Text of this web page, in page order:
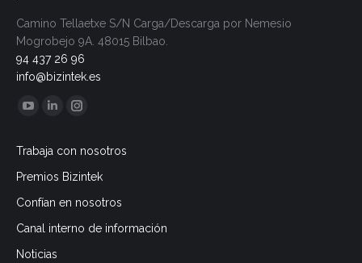
Camino Tellaetxe S/N Carga/Descarga por Nemesio
Mogrobejo 9A. 48015 Bilbao.
94 437 26 96
info@bizintek.es
Encuéntranos en:
YouTube
opens
in
new
window
Linkedin
opens
in
new
window
Instagram
opens
in
new
window
Trabaja con nosotros
Premios Bizintek
Confían en nosotros
Canal interno de información
Noticias